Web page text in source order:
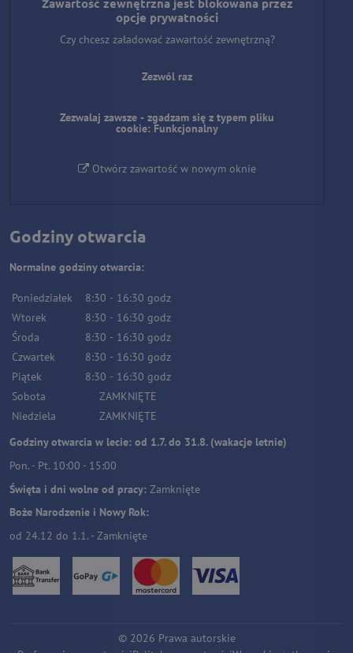
Zawartość zewnętrzna jest blokowana przez
opcje prywatności
Czy chcesz załadować zawartość zewnętrzną?
Zezwól raz
Zezwalaj zawsze - zgadzam się z typem pliku
cookie: Funkcjonalny
Otwórz zawartość w nowym oknie
Godziny otwarcia
Normalne godziny otwarcia:
Poniedziałek 8:30 - 16:30 godz
Wtorek
8:30 - 16:30 godz
Środa
8:30 - 16:30 godz
Czwartek
8:30 - 16:30 godz
Piątek
8:30 - 16:30 godz
Sobota
ZAMKNIĘTE
Niedziela
ZAMKNIĘTE
Godziny otwarcia w lecie: od 1.7. do 31.8. (wakacje letnie)
Pon. - Pt. 10:00 - 15:00
Święta i dni wolne od pracy: Zamknięte
Boże Narodzenie i Nowy Rok:
od 24.12 do 1.1. - Zamknięte
© 2026 Prawa autorskie